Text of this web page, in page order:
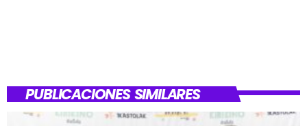
PUBLICACIONES SIMILARES